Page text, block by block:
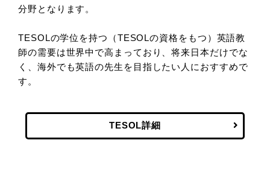
分野となります。
TESOLの学位を持つ（TESOLの資格をもつ）英語教
師の需要は世界中で高まっており、将来日本だけでな
く、海外でも英語の先生を目指したい人におすすめで
す。
TESOL詳細